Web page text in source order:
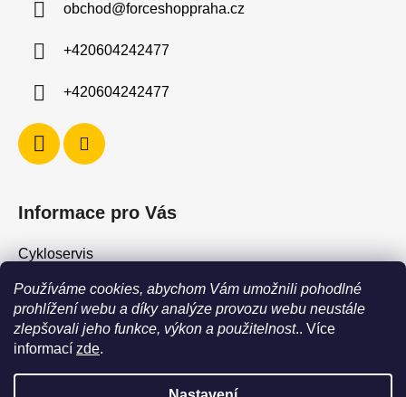
Používáme cookies, abychom Vám umožnili pohodlné
prohlížení webu a díky analýze provozu webu neustále
zlepšovali jeho funkce, výkon a použitelnost.. Více
informací zde.
obchod@forceshoppraha.cz
+420604242477
+420604242477
Informace pro Vás
Cykloservis
Skiservis
Obchodní podmínky
Podmínky ochrany osobních údajů